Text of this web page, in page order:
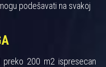
podešavati na svakoj
200 m2 ispresecan